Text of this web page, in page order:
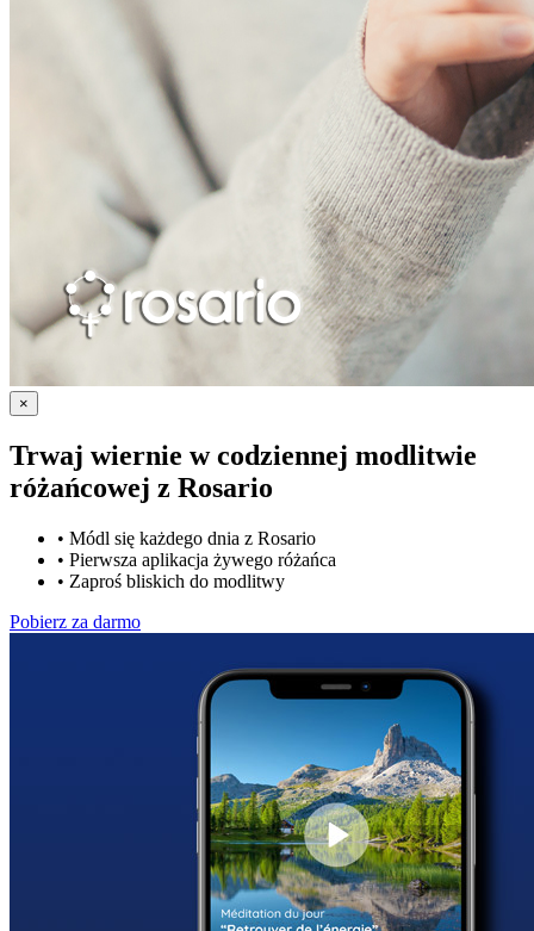
×
Trwaj wiernie w codziennej modlitwie
różańcowej z Rosario
• Módl się każdego dnia z Rosario
• Pierwsza aplikacja żywego różańca
• Zaproś bliskich do modlitwy
Pobierz za darmo